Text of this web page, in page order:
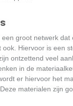
groot netwerk dat
ook. Hiervoor is een
ontzettend veel
in de
er hiervoor het
materialen zijn